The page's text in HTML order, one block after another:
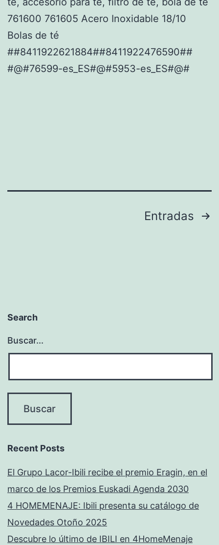
761600 761605 Acero Inoxidable 18/10
Bolas de té
##8411922621884##8411922476590##
#@#76599-es_ES#@#5953-es_ES#@#
Entradas
Search
Buscar...
Recent Posts
El Grupo Lacor-Ibili recibe el premio Eragin, en el
marco de los Premios Euskadi Agenda 2030
4 HOMEMENAJE: Ibili presenta su catálogo de
Novedades Otoño 2025
Descubre lo último de IBILI en 4HomeMenaje